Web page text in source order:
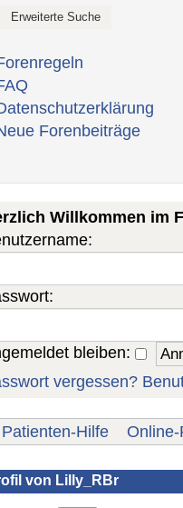
Forenbeiträge
Willkommen im
bleiben:
vergessen?
Patienten-Hilfe
von Lilly_RBr